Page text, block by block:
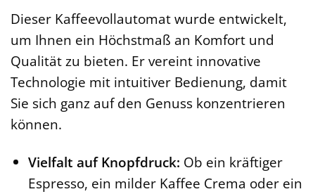
Dieser Kaffeevollautomat wurde entwickelt,
um Ihnen ein Höchstmaß an Komfort und
Qualität zu bieten. Er vereint innovative
Technologie mit intuitiver Bedienung, damit
Sie sich ganz auf den Genuss konzentrieren
können.
Vielfalt auf Knopfdruck: Ob ein kräftiger
Espresso, ein milder Kaffee Crema oder ein